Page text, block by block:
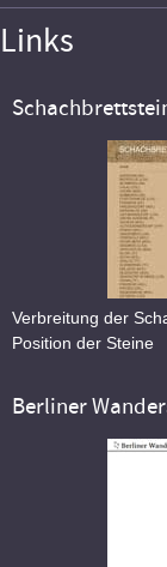
Links
Verbreitung der
Position der Steine
Berliner